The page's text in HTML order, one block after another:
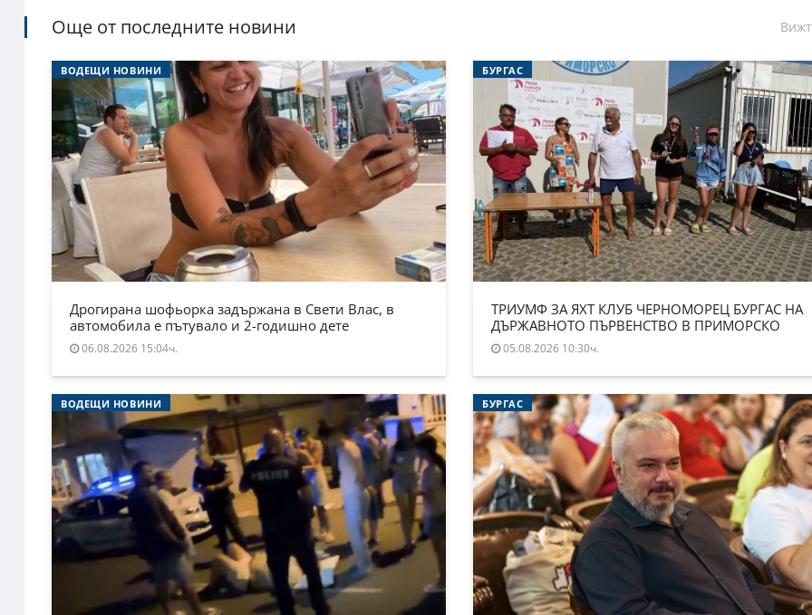
Още от последните новини
ВОДЕЩИ НОВИНИ
Дрогирана шофьорка задържана в Свети Влас, в
автомобила е пътувало и 2-годишно дете
06.08.2026 15:04ч.
БУРГАС
ТРИУМФ ЗА ЯХТ КЛУБ ЧЕРНОМОРЕЦ БУРГАС НА
ДЪРЖАВНОТО ПЪРВЕНСТВО В ПРИМОРСКО
05.08.2026 10:30ч.
ВОДЕЩИ НОВИНИ БУРГАС